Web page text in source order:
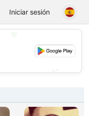
Chat
Iniciar sesión